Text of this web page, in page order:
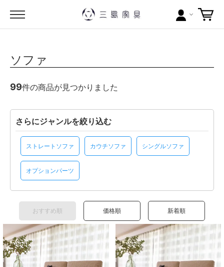
ブランドから探す
問い合わせ
当店について
ラッピングについて
メールマガジン
Instagram
ソファ
99件の商品が見つかりました
さらにジャンルを絞り込む
ストレートソファ カウチソファ シングルソファ
オプションパーツ
おすすめ順 価格順 新着順